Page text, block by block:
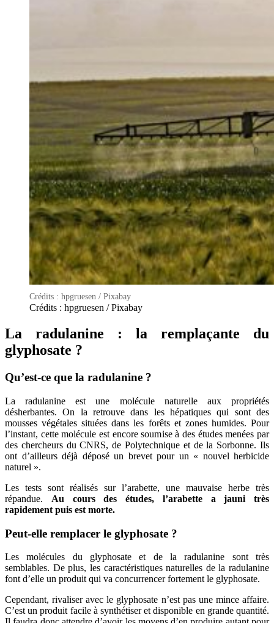
Crédits : hpgruesen / Pixabay
Crédits : hpgruesen / Pixabay
La radulanine : la remplaçante du
glyphosate ?
Qu’est-ce que la radulanine ?
La radulanine est une molécule naturelle aux propriétés
désherbantes. On la retrouve dans les hépatiques qui sont des
mousses végétales situées dans les forêts et zones humides. Pour
l’instant, cette molécule est encore soumise à des études menées par
des chercheurs du CNRS, de Polytechnique et de la Sorbonne. Ils
ont d’ailleurs déjà déposé un brevet pour un « nouvel herbicide
naturel ».
Les tests sont réalisés sur l’arabette, une mauvaise herbe très
répandue. Au cours des études, l’arabette a jauni très
rapidement puis est morte.
Peut-elle remplacer le glyphosate ?
Les molécules du glyphosate et de la radulanine sont très
semblables. De plus, les caractéristiques naturelles de la radulanine
font d’elle un produit qui va concurrencer fortement le glyphosate.
Cependant, rivaliser avec le glyphosate n’est pas une mince affaire.
C’est un produit facile à synthétiser et disponible en grande quantité.